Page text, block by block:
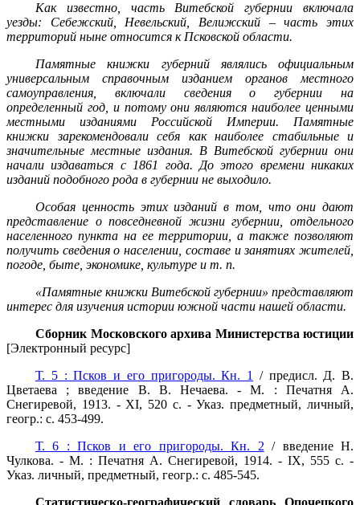
Как известно, часть Витебской губернии включала
уезды: Себежский, Невельский, Велижский – часть этих
территорий ныне относится к Псковской области.
Памятные книжки губерний являлись официальным
универсальным справочным изданием органов местного
самоуправления, включали сведения о губернии на
определенный год, и потому они являются наиболее ценными
местными изданиями Российской Империи. Памятные
книжки зарекомендовали себя как наиболее стабильные и
значительные местные издания. В Витебской губернии они
начали издаваться с 1861 года. До этого времени никаких
изданий подобного рода в губернии не выходило.
Особая ценность этих изданий в том, что они дают
представление о повседневной жизни губернии, отдельного
населенного пункта на ее территории, а также позволяют
получить сведения о населении, составе и занятиях жителей,
погоде, быте, экономике, культуре и т. п.
«Памятные книжки Витебской губернии» представляют
интерес для изучения истории южной части нашей области.
Сборник Московского архива Министерства юстиции
[Электронный ресурс]
Т. 5 : Псков и его пригороды. Кн. 1
/ предисл. Д. В.
Цветаева ; введение В. В. Нечаева. - М. : Печатня А.
Снегиревой, 1913. - XI, 520 с. - Указ. предметный, личный,
геогр.: с. 453-499.
Т. 6 : Псков и его пригороды. Кн. 2 / введение Н.
Чулкова. - М. : Печатня А. Снегиревой, 1914. - IX, 555 с. -
Указ. личный, предметный, геогр.: с. 485-545.